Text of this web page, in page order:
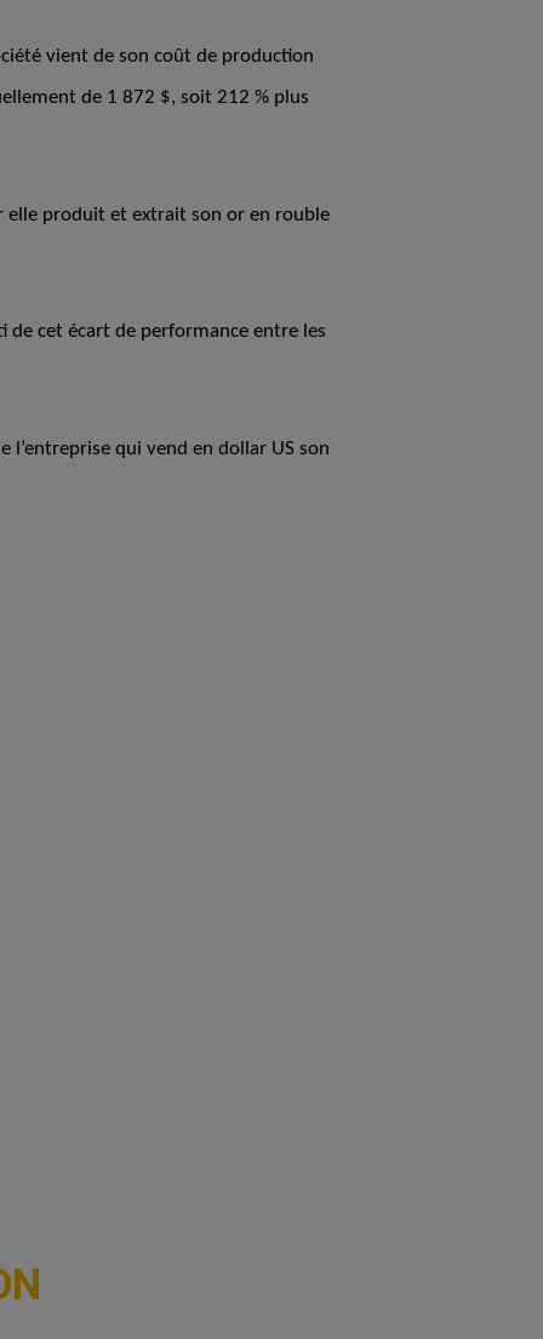
vient de son coût de production
de 1 872 $, soit 212 % plus
elle produit et extrait son or en rouble
de cet écart de performance entre les
qui vend en dollar US son